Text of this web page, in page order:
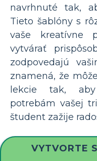
navrhnuté tak,
Tieto šablóny s
vaše kreatívne
vytvárať
zodpovedajú
znamená, že
lekcie tak, aby
potrebám vašej
študent zažije
VYTVORTE